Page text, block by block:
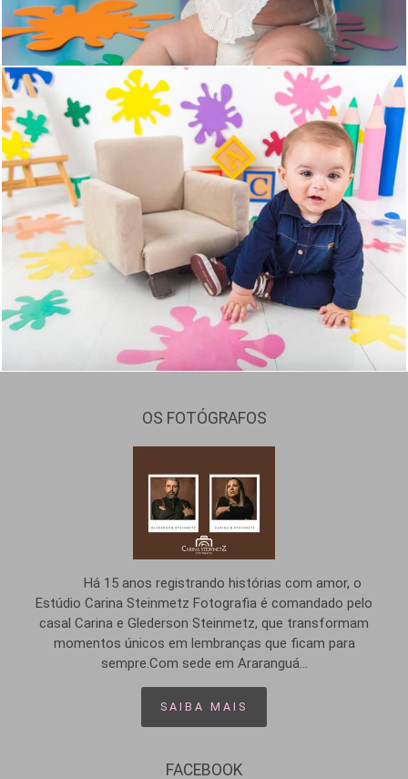
194
OS FOTÓGRAFOS
Há 15 anos registrando histórias com amor, o
Estúdio Carina Steinmetz Fotografia é comandado pelo
casal Carina e Glederson Steinmetz, que transformam
momentos únicos em lembranças que ficam para
sempre.Com sede em Araranguá...
SAIBA MAIS
FACEBOOK